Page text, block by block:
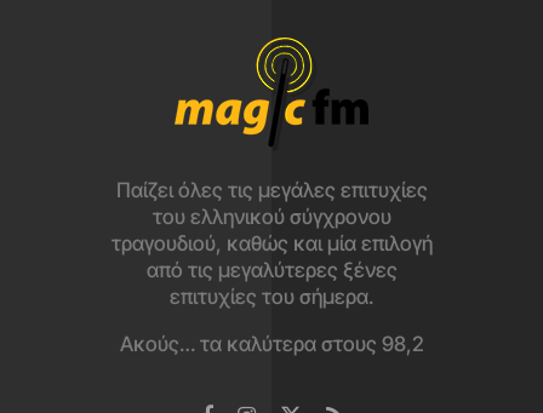
Παίζει όλες τις μεγάλες επιτυχίες
του ελληνικού σύγχρονου
τραγουδιού, καθώς και μία επιλογή
από τις μεγαλύτερες ξένες
επιτυχίες του σήμερα.
Ακούς… τα καλύτερα στους 98,2